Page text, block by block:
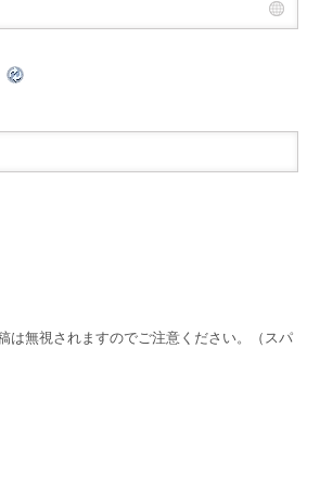
は無視されますのでご注意ください。（スパ